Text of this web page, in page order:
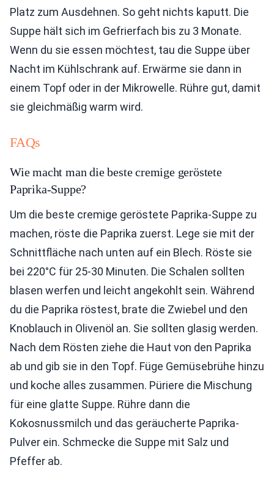
Platz zum Ausdehnen. So geht nichts kaputt. Die
Suppe hält sich im Gefrierfach bis zu 3 Monate.
Wenn du sie essen möchtest, tau die Suppe über
Nacht im Kühlschrank auf. Erwärme sie dann in
einem Topf oder in der Mikrowelle. Rühre gut, damit
sie gleichmäßig warm wird.
FAQs
Wie macht man die beste cremige geröstete
Paprika-Suppe?
Um die beste cremige geröstete Paprika-Suppe zu
machen, röste die Paprika zuerst. Lege sie mit der
Schnittfläche nach unten auf ein Blech. Röste sie
bei 220°C für 25-30 Minuten. Die Schalen sollten
blasen werfen und leicht angekohlt sein. Während
du die Paprika röstest, brate die Zwiebel und den
Knoblauch in Olivenöl an. Sie sollten glasig werden.
Nach dem Rösten ziehe die Haut von den Paprika
ab und gib sie in den Topf. Füge Gemüsebrühe hinzu
und koche alles zusammen. Püriere die Mischung
für eine glatte Suppe. Rühre dann die
Kokosnussmilch und das geräucherte Paprika-
Pulver ein. Schmecke die Suppe mit Salz und
Pfeffer ab.